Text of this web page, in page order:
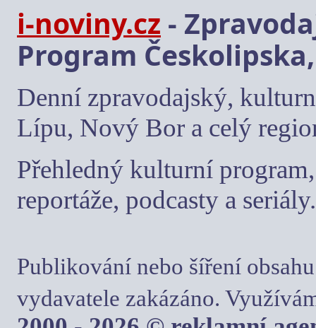
i-noviny.cz -
Program
Denní zpravodajský,
Lípu, Nový Bor a celý
Přehledný kulturní
reportáže, podcasty a seriály.
Publikování nebo šíření
vydavatele zakázáno.